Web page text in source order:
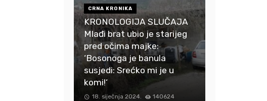
CRNA KRONIKA
KRONOLOGIJA SLUČAJA
Mlađi brat ubio je starijeg
pred očima majke:
‘Bosonoga je banula
susjedi: Srećko mi je u
komi!‘
18. siječnja 2024.
140624